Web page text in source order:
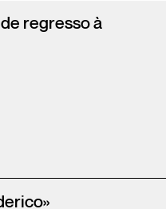
regresso à